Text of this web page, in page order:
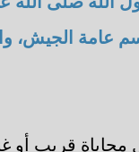
عامة
قريب أو